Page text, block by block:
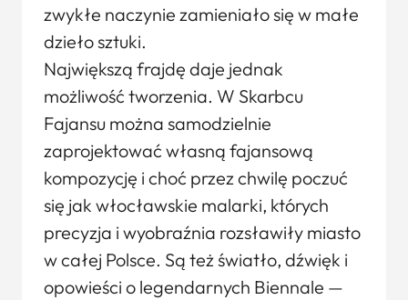
zwykłe naczynie zamieniało się w małe
dzieło sztuki.
Największą frajdę daje jednak
możliwość tworzenia. W Skarbcu
Fajansu można samodzielnie
zaprojektować własną fajansową
kompozycję i choć przez chwilę poczuć
się jak włocławskie malarki, których
precyzja i wyobraźnia rozsławiły miasto
w całej Polsce. Są też światło, dźwięk i
opowieści o legendarnych Biennale —